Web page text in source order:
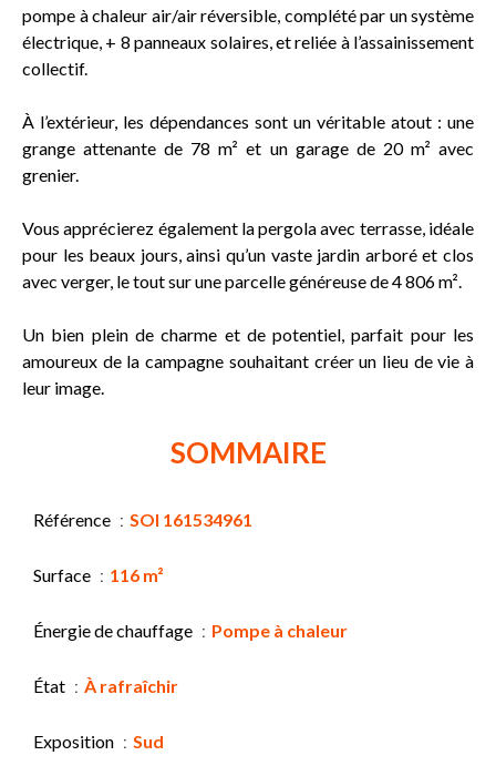
pompe à chaleur air/air réversible, complété par un système
électrique, + 8 panneaux solaires, et reliée à l’assainissement
collectif.
À l’extérieur, les dépendances sont un véritable atout : une
grange attenante de 78 m² et un garage de 20 m² avec
grenier.
Vous apprécierez également la pergola avec terrasse, idéale
pour les beaux jours, ainsi qu’un vaste jardin arboré et clos
avec verger, le tout sur une parcelle généreuse de 4 806 m².
Un bien plein de charme et de potentiel, parfait pour les
amoureux de la campagne souhaitant créer un lieu de vie à
leur image.
SOMMAIRE
Référence SOI 161534961
Surface 116 m²
Énergie de chauffage Pompe à chaleur
État À rafraîchir
Exposition Sud